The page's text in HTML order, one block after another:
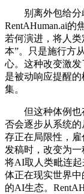
别离外包给分歧
RentAHuman.ai的
若何演进，将人
本”。只是施行方
心。这种改变激
是被动响应提醒
集。
但这种体例也
否会逐步从系统的
存正在局限性，
发稿时，改变为
将AI取人类毗连
体正在现实世界
的AI生态。